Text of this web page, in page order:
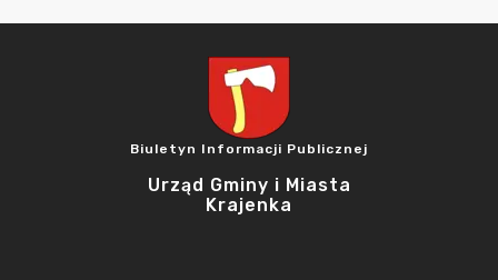
Biuletyn Informacji Publicznej
Urząd Gminy i Miasta
Krajenka